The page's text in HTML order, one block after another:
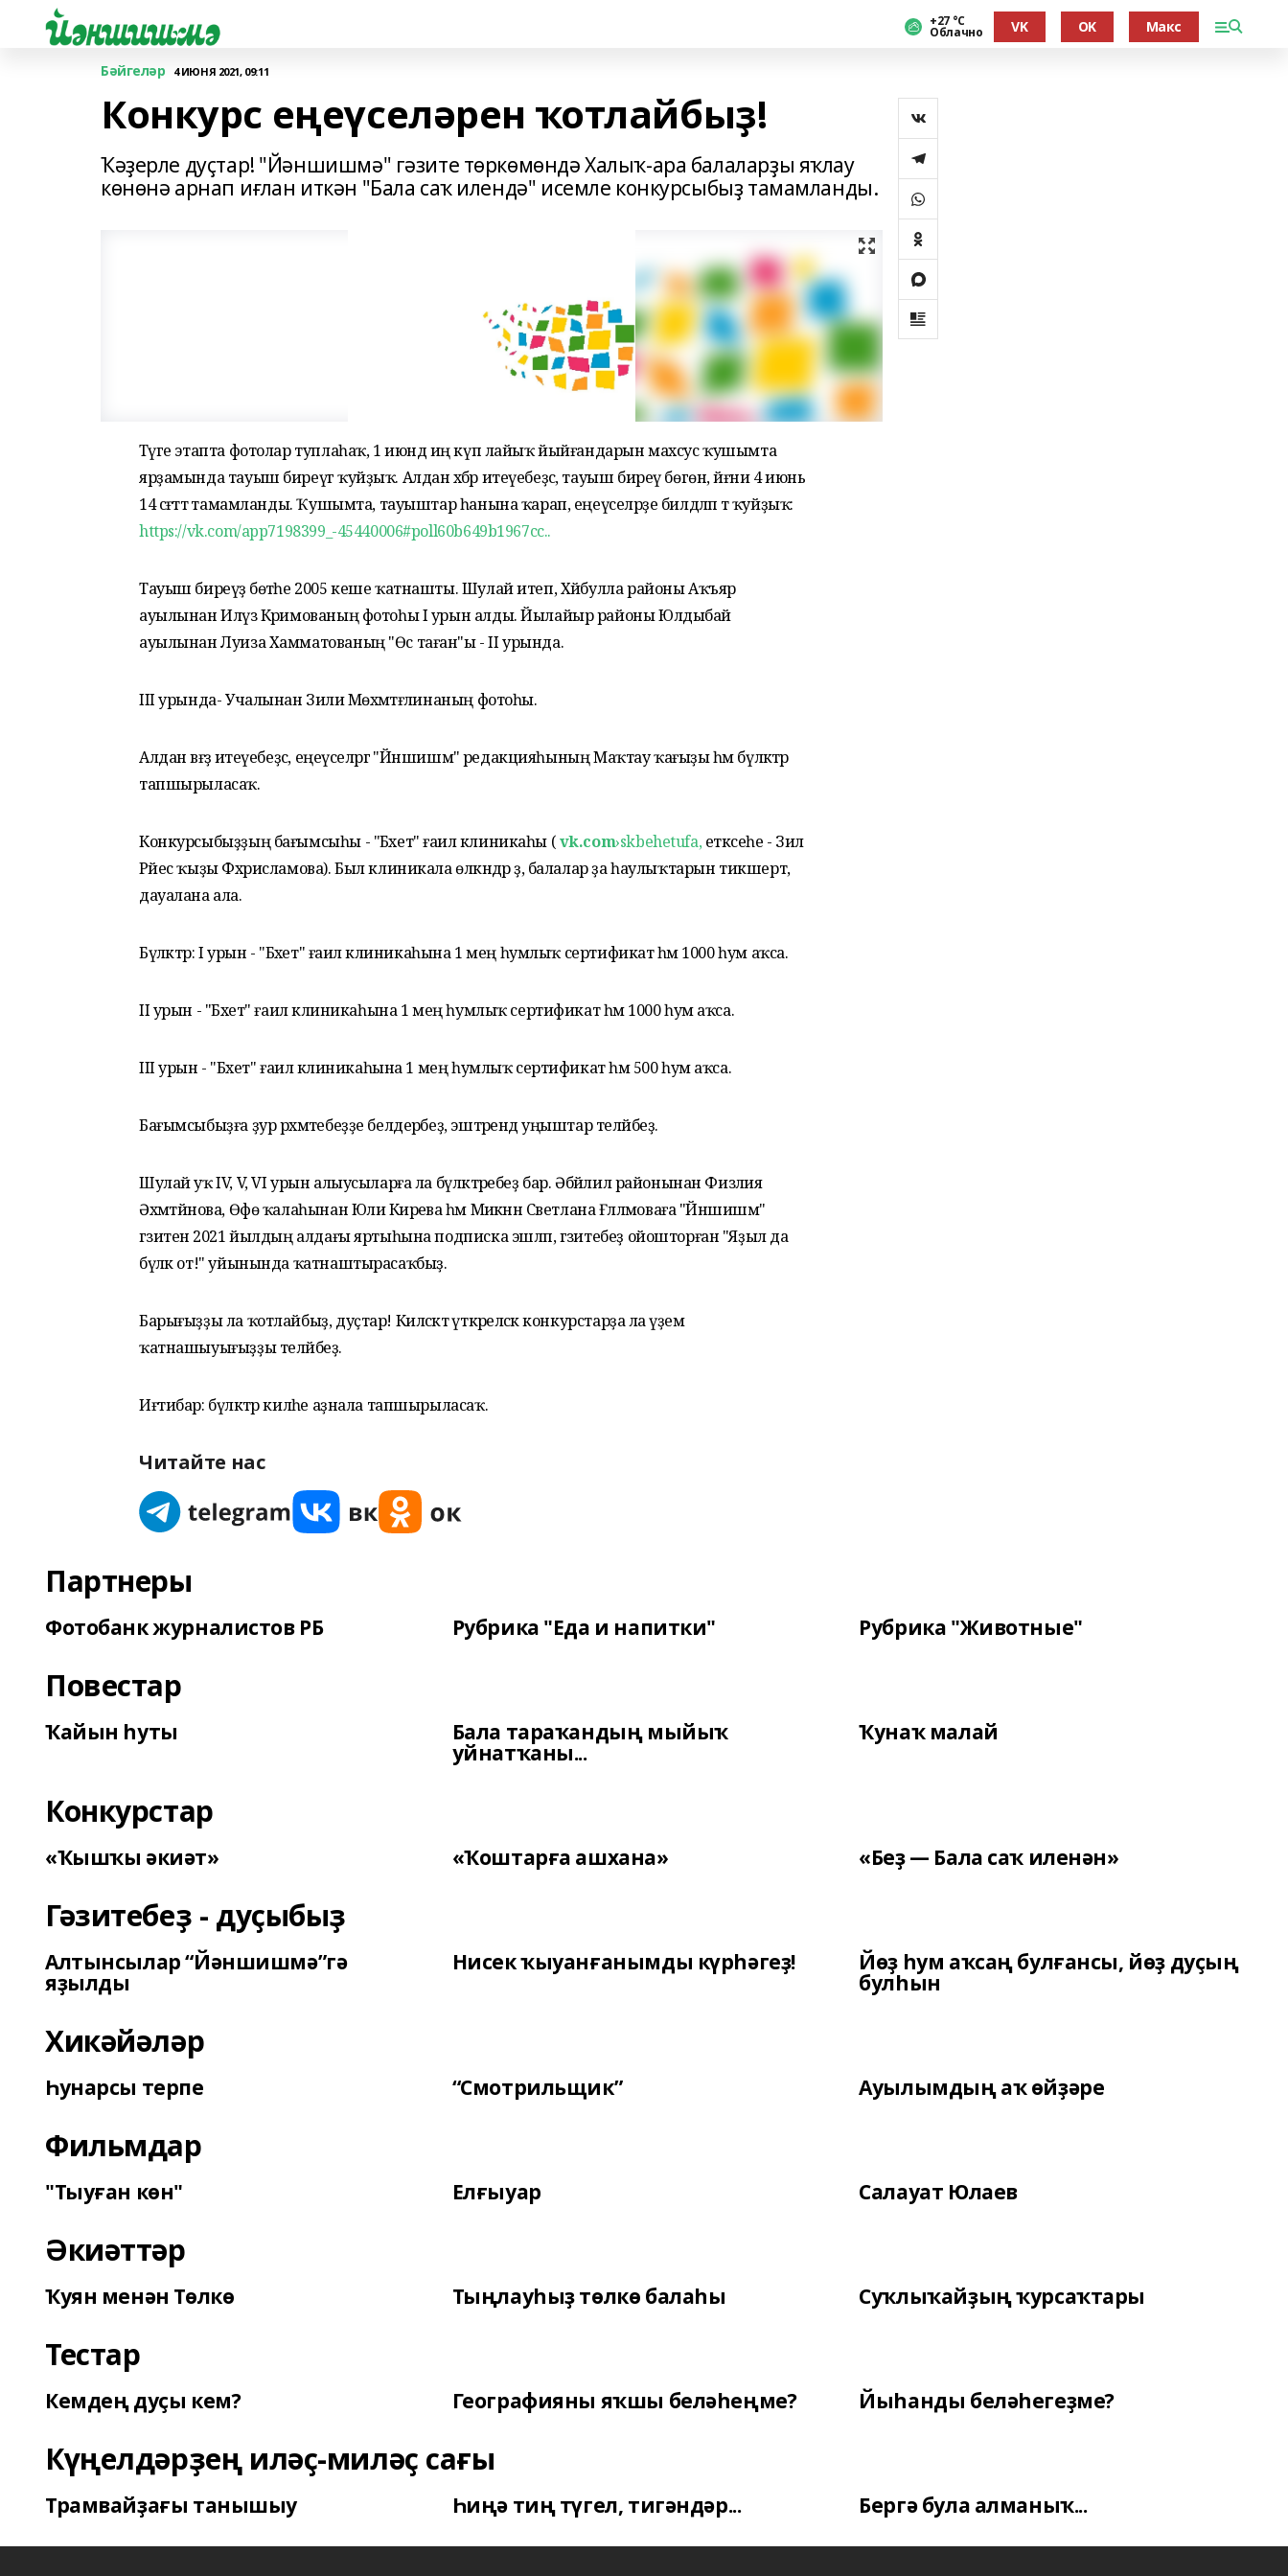
+27 °С
Облачно VK OK Макс
Бәйгеләр 4 ИЮНЯ 2021, 09:11
Конкурс еңеүселәрен ҡотлайбыҙ!
Ҡәҙерле дуҫтар! "Йәншишмә" гәзите төркөмөндә Халыҡ-ара балаларҙы яҡлау
көнөнә арнап иғлан иткән "Бала саҡ илендә" исемле конкурсыбыҙ тамамланды.
Тәүге этапта фотолар туплаһаҡ, 1 июндә иң күп лайыҡ йыйғандарын махсус ҡушымта
ярҙамында тауыш биреүгә ҡуйҙыҡ. Алдан хәбәр итеүебеҙсә, тауыш биреү бөгөн, йәғни 4 июнь
14 сәғәттә тамамланды. Ҡушымта, тауыштар һанына ҡарап, еңеүселәрҙе билдәләп тә ҡуйҙыҡ:
https://vk.com/app7198399_-45440006#poll60b649b1967cc..
Тауыш биреүҙә бөтәһе 2005 кеше ҡатнашты. Шулай итеп, Хәйбулла районы Аҡъяр
ауылынан Илүзә Кәримованың фотоһы I урын алды. Йылайыр районы Юлдыбай
ауылынан Луиза Хамматованың "Өс таған"ы - II урында.
III урында- Учалынан Зилиә Мөхәмәтғәлинаның фотоһы.
Алдан вәғәҙә итеүебеҙсә, еңеүселәргә "Йәншишмә" редакцияһының Маҡтау ҡағыҙы һәм бүләктәр
тапшырыласаҡ.
Конкурсыбыҙҙың бағымсыһы - "Бәхет" ғаилә клиникаһы (vk.com›skbehetufa,етәксеһе - Зилә
Рәйес ҡыҙы Фәхрисламова). Был клиникала өлкәндәр ҙә, балалар ҙа һаулыҡтарын тикшертә,
дауалана ала.
Бүләктәр: I урын - "Бәхет" ғаилә клиникаһына 1 мең һумлыҡ сертификат һәм 1000 һум аҡса.
II урын - "Бәхет" ғаилә клиникаһына 1 мең һумлыҡ сертификат һәм 1000 һум аҡса.
III урын - "Бәхет" ғаилә клиникаһына 1 мең һумлыҡ сертификат һәм 500 һум аҡса.
Бағымсыбыҙға ҙур рәхмәтебеҙҙе белдерәбеҙ, эштәрендә уңыштар теләйбеҙ.
Шулай уҡ IV, V, VI урын алыусыларға ла бүләктәребеҙ бар. Әбйәлил районынан Физәлия
Әхмәтйәнова, Өфө ҡалаһынан Юлиә Кирәева һәм Миәкәнән Светлана Ғәлләмоваға "Йәншишмә"
гәзитенә 2021 йылдың алдағы яртыһына подписка эшләп, гәзитебеҙ ойошторған "Яҙыл да
бүләк от!" уйынында ҡатнаштырасаҡбыҙ.
Барығыҙҙы ла ҡотлайбыҙ, дуҫтар! Киләсәктә үткәреләсәк конкурстарҙа ла әүҙем
ҡатнашыуығыҙҙы теләйбеҙ.
Иғтибар: бүләктәр киләһе аҙнала тапшырыласаҡ.
Читайте нас
Партнеры
Фотобанк журналистов РБ Рубрика "Еда и напитки" Рубрика "Животные"
Повестар
Ҡайын һуты Бала тараҡандың мыйыҡ
уйнатҡаны...
Ҡунаҡ малай
Конкурстар
«Ҡышҡы әкиәт» «Ҡоштарға ашхана» «Беҙ — Бала саҡ иленән»
Гәзитебеҙ - дуҫыбыҙ
Алтынсылар “Йәншишмә”гә
яҙылды
Нисек ҡыуанғанымды күрһәгеҙ! Йөҙ һум аҡсаң булғансы, йөҙ дуҫың
булһын
Хикәйәләр
Һунарсы терпе “Смотрильщик” Ауылымдың аҡ өйҙәре
Фильмдар
"Тыуған көн" Елғыуар Салауат Юлаев
Әкиәттәр
Ҡуян менән Төлкө Тыңлауһыҙ төлкө балаһы Суҡлыҡайҙың ҡурсаҡтары
Тестар
Кемдең дуҫы кем? Географияны яҡшы беләһеңме? Йыһанды беләһегеҙме?
Күңелдәрҙең иләҫ-миләҫ сағы
Трамвайҙағы танышыу Һиңә тиң түгел, тигәндәр... Бергә була алманыҡ...